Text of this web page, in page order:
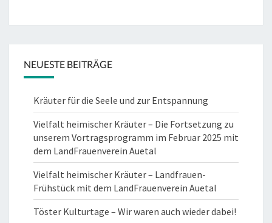
NEUESTE BEITRÄGE
Kräuter für die Seele und zur Entspannung
Vielfalt heimischer Kräuter – Die Fortsetzung zu
unserem Vortragsprogramm im Februar 2025 mit
dem LandFrauenverein Auetal
Vielfalt heimischer Kräuter – Landfrauen-
Frühstück mit dem LandFrauenverein Auetal
Töster Kulturtage – Wir waren auch wieder dabei!